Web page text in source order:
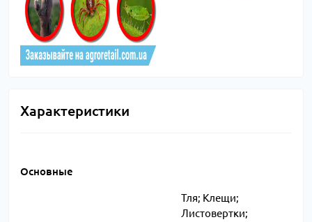
Характеристики
Основные
Тля; Клещи;
Листовертки;